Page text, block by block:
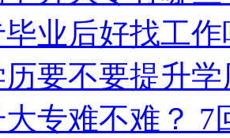
业后好找工作
要不要提升学
专难不难？ 7